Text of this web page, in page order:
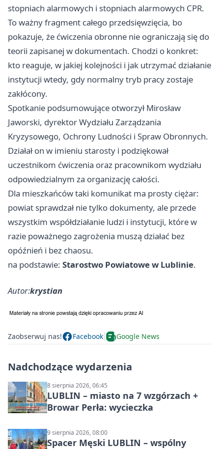
stopniach alarmowych i stopniach alarmowych CPR.
To ważny fragment całego przedsięwzięcia, bo
pokazuje, że ćwiczenia obronne nie ograniczają się do
teorii zapisanej w dokumentach. Chodzi o konkret:
kto reaguje, w jakiej kolejności i jak utrzymać działanie
instytucji wtedy, gdy normalny tryb pracy zostaje
zakłócony.
Spotkanie podsumowujące otworzył Mirosław
Jaworski, dyrektor Wydziału Zarządzania
Kryzysowego, Ochrony Ludności i Spraw Obronnych.
Działał on w imieniu starosty i podziękował
uczestnikom ćwiczenia oraz pracownikom wydziału
odpowiedzialnym za organizację całości.
Dla mieszkańców taki komunikat ma prosty ciężar:
powiat sprawdzał nie tylko dokumenty, ale przede
wszystkim współdziałanie ludzi i instytucji, które w
razie poważnego zagrożenia muszą działać bez
opóźnień i bez chaosu.
na podstawie: Starostwo Powiatowe w Lublinie.
Autor:krystian
Zaobserwuj nas! Facebook Google News
Nadchodzące wydarzenia
8 sierpnia 2026, 06:45
LUBLIN – miasto na 7 wzgórzach +
Browar Perła: wycieczka
9 sierpnia 2026, 08:00
Spacer Męski LUBLIN – wspólny